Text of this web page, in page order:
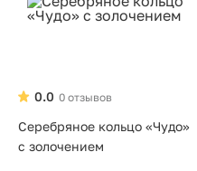
0 отзывов
0.0
Серебряное кольцо «Чудо»
с золочением